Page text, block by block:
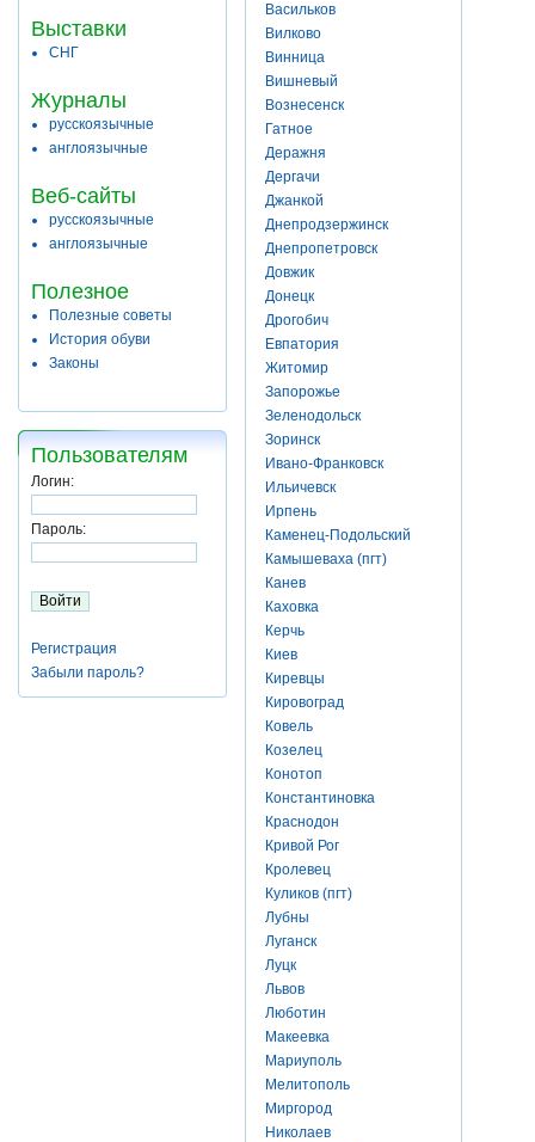
Выставки
СНГ
Журналы
русскоязычные
англоязычные
Веб-сайты
русскоязычные
англоязычные
Полезное
Полезные советы
История обуви
Законы
Пользователям
Логин:
Пароль:
Регистрация
Забыли пароль?
Васильков
Вилково
Винница
Вишневый
Вознесенск
Гатное
Деражня
Дергачи
Джанкой
Днепродзержинск
Днепропетровск
Довжик
Донецк
Дрогобич
Евпатория
Житомир
Запорожье
Зеленодольск
Зоринск
Ивано-Франковск
Ильичевск
Ирпень
Каменец-Подольский
Камышеваха (пгт)
Канев
Каховка
Керчь
Киев
Киревцы
Кировоград
Ковель
Козелец
Конотоп
Константиновка
Краснодон
Кривой Рог
Кролевец
Куликов (пгт)
Лубны
Луганск
Луцк
Львов
Люботин
Макеевка
Мариуполь
Мелитополь
Миргород
Николаев